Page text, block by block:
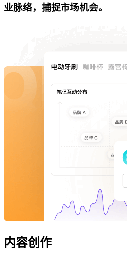
业脉络，捕捉市场机会。
内容创作